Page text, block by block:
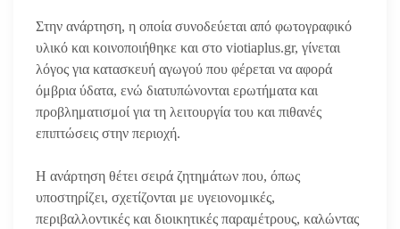
Στην ανάρτηση, η οποία συνοδεύεται από φωτογραφικό
υλικό και κοινοποιήθηκε και στο viotiaplus.gr, γίνεται
λόγος για κατασκευή αγωγού που φέρεται να αφορά
όμβρια ύδατα, ενώ διατυπώνονται ερωτήματα και
προβληματισμοί για τη λειτουργία του και πιθανές
επιπτώσεις στην περιοχή.
Η ανάρτηση θέτει σειρά ζητημάτων που, όπως
υποστηρίζει, σχετίζονται με υγειονομικές,
περιβαλλοντικές και διοικητικές παραμέτρους, καλώντας